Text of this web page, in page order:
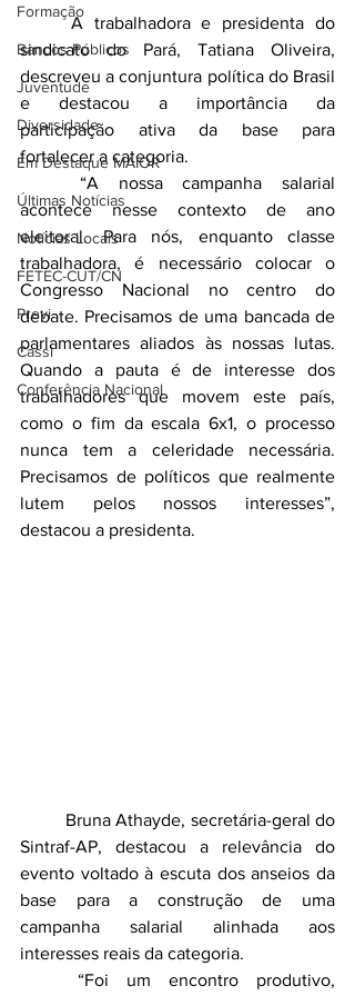
Formação
Bancos Públicos
Juventude
Diversidade
Em Destaque MAIOR
Últimas Notícias
Notícias Locais
FETEC-CUT/CN
Previ
Cassi
Conferência Nacional
	A trabalhadora e presidenta do
sindicato do Pará, Tatiana Oliveira,
descreveu a conjuntura política do Brasil
e destacou a importância da
participação ativa da base para
fortalecer a categoria.
acontece nesse contexto de ano
eleitoral. Para nós, enquanto classe
trabalhadora, é necessário colocar o
Congresso Nacional no centro do
debate. Precisamos de uma bancada de
parlamentares aliados às nossas lutas.
Quando a pauta é de interesse dos
trabalhadores que movem este país,
como o fim da escala 6x1, o processo
nunca tem a celeridade necessária.
Precisamos de políticos que realmente
lutem pelos nossos interesses”,
destacou a presidenta.
Sintraf-AP, destacou a relevância do
evento voltado à escuta dos anseios da
base para a construção de uma
campanha salarial alinhada aos
interesses reais da categoria.